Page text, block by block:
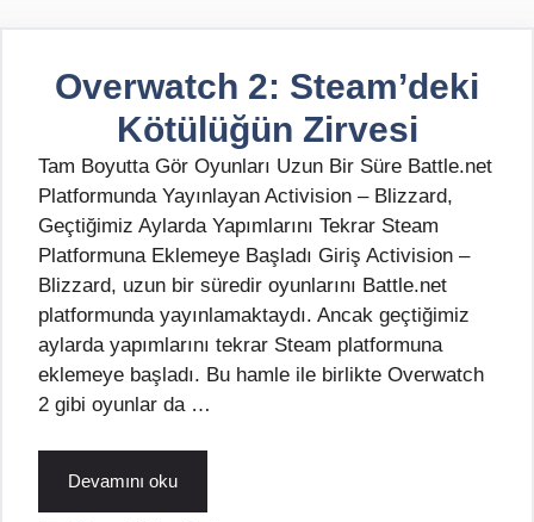
Overwatch 2: Steam’deki
Kötülüğün Zirvesi
Tam Boyutta Gör Oyunları Uzun Bir Süre Battle.net
Platformunda Yayınlayan Activision – Blizzard,
Geçtiğimiz Aylarda Yapımlarını Tekrar Steam
Platformuna Eklemeye Başladı Giriş Activision –
Blizzard, uzun bir süredir oyunlarını Battle.net
platformunda yayınlamaktaydı. Ancak geçtiğimiz
aylarda yapımlarını tekrar Steam platformuna
eklemeye başladı. Bu hamle ile birlikte Overwatch
2 gibi oyunlar da …
Devamını oku